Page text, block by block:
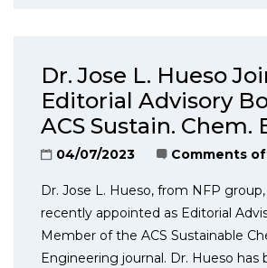
Dr. Jose L. Hueso
Editorial Advisory
ACS Sustain. Chem.
04/07/2023 Comments
Dr. Jose L. Hueso, from NFP
recently appointed as Editorial
Member of the ACS Sustainable
Engineering journal. Dr. Hueso has